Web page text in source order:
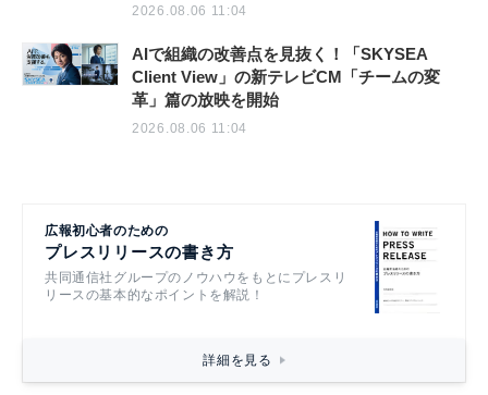
2026.08.06 11:04
AIで組織の改善点を見抜く！「SKYSEA
Client View」の新テレビCM「チームの変
革」篇の放映を開始
2026.08.06 11:04
広報初心者のための
プレスリリースの書き方
共同通信社グループのノウハウをもとにプレスリ
リースの基本的なポイントを解説！
詳細を見る